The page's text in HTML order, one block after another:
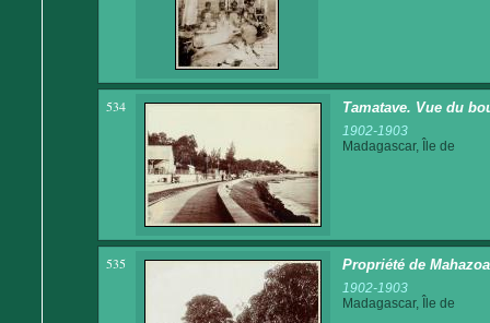
534 Tamatave. Vue du
1902-1903
Madagascar, Île de
535 Propriété de
1902-1903
Madagascar, Île de